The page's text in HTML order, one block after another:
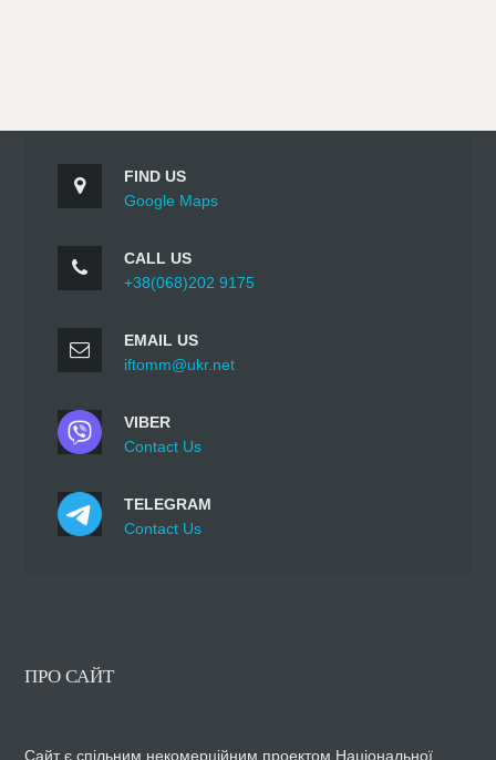
FIND US
Google Maps
CALL US
+38(068)202 9175
EMAIL US
iftomm@ukr.net
VIBER
Contact Us
TELEGRAM
Contact Us
ПРО САЙТ
Сайт є спільним некомерційним проектом Національної